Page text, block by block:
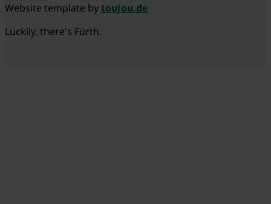
Website template bytoujou.de
Luckily, there's Fürth.